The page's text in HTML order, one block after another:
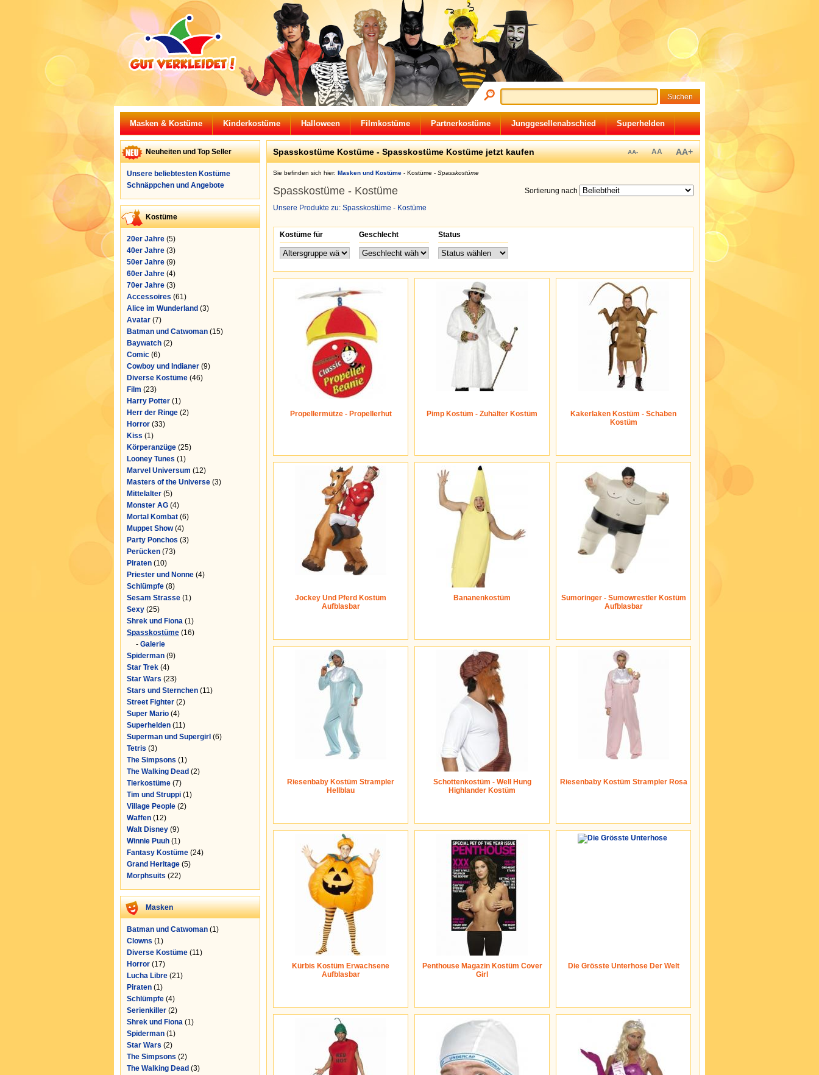
Masken & Kostüme Kinderkostüme Halloween Filmkostüme Partnerkostüme Junggesellenabschied Superhelden
Neuheiten und Top Seller
Unsere beliebtesten Kostüme
Schnäppchen und Angebote
Kostüme
20er Jahre (5)
40er Jahre (3)
50er Jahre (9)
60er Jahre (4)
70er Jahre (3)
Accessoires (61)
Alice im Wunderland (3)
Avatar (7)
Batman und Catwoman (15)
Baywatch (2)
Comic (6)
Cowboy und Indianer (9)
Diverse Kostüme (46)
Film (23)
Harry Potter (1)
Herr der Ringe (2)
Horror (33)
Kiss (1)
Körperanzüge (25)
Looney Tunes (1)
Marvel Universum (12)
Masters of the Universe (3)
Mittelalter (5)
Monster AG (4)
Mortal Kombat (6)
Muppet Show(4)
Party Ponchos (3)
Perücken (73)
Piraten (10)
Priester und Nonne (4)
Schlümpfe (8)
Sesam Strasse (1)
Sexy (25)
Shrek und Fiona (1)
Spasskostüme (16)
- Galerie
Spiderman (9)
Star Trek (4)
Star Wars (23)
Stars und Sternchen (11)
Street Fighter (2)
Super Mario (4)
Superhelden (11)
Superman und Supergirl (6)
Tetris (3)
The Simpsons (1)
The Walking Dead (2)
Tierkostüme (7)
Tim und Struppi (1)
Village People (2)
Waffen (12)
Walt Disney (9)
Winnie Puuh (1)
Fantasy Kostüme (24)
Grand Heritage (5)
Morphsuits (22)
Masken
Batman und Catwoman (1)
Clowns (1)
Diverse Kostüme (11)
Horror (17)
Lucha Libre (21)
Piraten (1)
Schlümpfe (4)
Serienkiller (2)
Shrek und Fiona (1)
Spiderman (1)
Star Wars (2)
The Simpsons (2)
The Walking Dead (3)
Spasskostüme Kostüme - Spasskostüme Kostüme jetzt kaufen AA- AA AA+
Sie befinden sich hier: Masken und Kostüme - Kostüme - Spasskostüme
Sortierung nach
Spasskostüme - Kostüme
Unsere Produkte zu: Spasskostüme - Kostüme
Kostüme für Geschlecht Status
Propellermütze - Propellerhut Pimp Kostüm - Zuhälter Kostüm
Kakerlaken Kostüm - Schaben
Kostüm
Jockey Und Pferd Kostüm
Aufblasbar
Bananenkostüm
Sumoringer - Sumowrestler Kostüm
Aufblasbar
Riesenbaby Kostüm Strampler
Hellblau
Schottenkostüm - Well Hung
Highlander Kostüm
Riesenbaby Kostüm Strampler Rosa
Kürbis Kostüm Erwachsene
Aufblasbar
Penthouse Magazin Kostüm Cover
Girl
Die Grösste Unterhose Der Welt